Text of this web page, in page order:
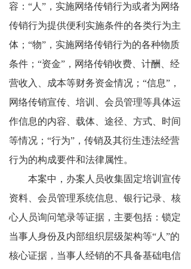
容：“人”，实施网络传销行为或者为网络
传销行为提供便利实施条件的各类行为主
体；“物”，实施网络传销行为的各种物质
条件；“资金”，网络传销收费、计酬、经
营收入、成本等财务资金情况；“信息”，
网络传销宣传、培训、会员管理等具体运
作信息的内容、载体、途径、方式、时间
等情况；“行为”，传销及其衍生违法经营
行为的构成要件和法律属性。
本案中，办案人员收集固定培训宣传
资料、会员管理系统信息、银行记录、核
心人员询问笔录等证据，主要包括：锁定
当事人身份及内部组织层级架构等“人”的
核心证据，当事人经销的不具备基础电信